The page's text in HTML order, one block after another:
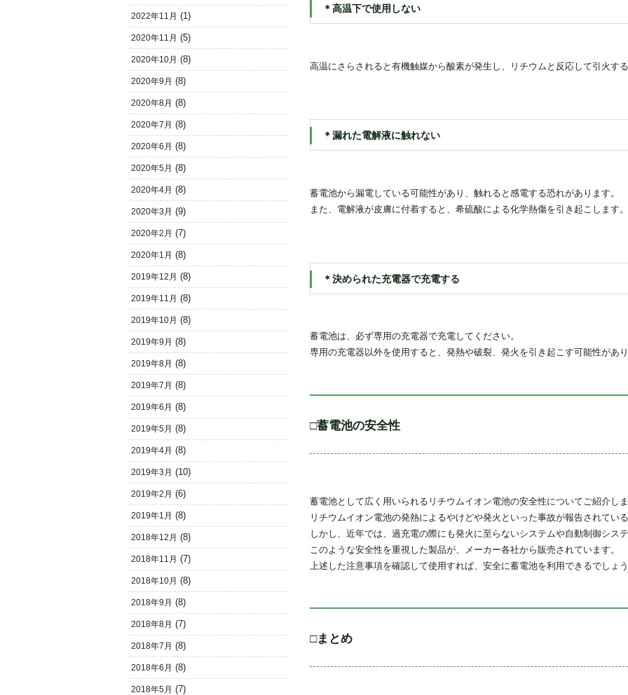
＊高温下で使用しない
高温にさらされると有機触媒から酸素が発生し、リチウムと反応して引火す
＊漏れた電解液に触れない
蓄電池から漏電している可能性があり、触れると感電する恐れがあります。
また、電解液が皮膚に付着すると、希硫酸による化学熱傷を引き起こします。
＊決められた充電器で充電する
蓄電池は、必ず専用の充電器で充電してください。
専用の充電器以外を使用すると、発熱や破裂、発火を引き起こす可能性があり
□蓄電池の安全性
蓄電池として広く用いられるリチウムイオン電池の安全性についてご紹介しま
リチウムイオン電池の発熱によるやけどや発火といった事故が報告されている
しかし、近年では、過充電の際にも発火に至らないシステムや自動制御シス
このような安全性を重視した製品が、メーカー各社から販売されています。
上述した注意事項を確認して使用すれば、安全に蓄電池を利用できるでしょう
□まとめ
2022年11月 (1)
2020年11月 (5)
2020年10月 (8)
2020年9月 (8)
2020年8月 (8)
2020年7月 (8)
2020年6月 (8)
2020年5月 (8)
2020年4月 (8)
2020年3月 (9)
2020年2月 (7)
2020年1月 (8)
2019年12月 (8)
2019年11月 (8)
2019年10月 (8)
2019年9月 (8)
2019年8月 (8)
2019年7月 (8)
2019年6月 (8)
2019年5月 (8)
2019年4月 (8)
2019年3月 (10)
2019年2月 (6)
2019年1月 (8)
2018年12月 (8)
2018年11月 (7)
2018年10月 (8)
2018年9月 (8)
2018年8月 (7)
2018年7月 (8)
2018年6月 (8)
2018年5月 (7)